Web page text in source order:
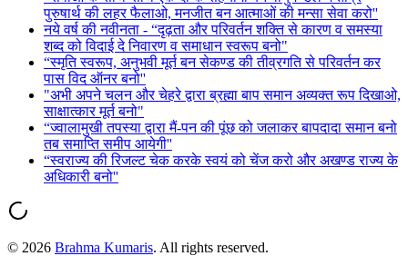
पुरुषार्थ की लहर फैलाओ, मनजीत बन आत्माओं की मन्सा सेवा करो''
नये वर्ष की नवीनता - “दृढ़ता और परिवर्तन शक्ति से कारण व समस्या
शब्द को विदाई दे निवारण व समाधान स्वरूप बनो"
“स्मृति स्वरूप, अनुभवी मूर्त बन सेकण्ड की तीव्रगति से परिवर्तन कर
पास विद ऑनर बनो''
"अभी अपने चलन और चेहरे द्वारा ब्रह्मा बाप समान अव्यक्त रूप दिखाओ,
साक्षात्कार मूर्त बनो"
“ज्वालामुखी तपस्या द्वारा मैं-पन की पूंछ को जलाकर बापदादा समान बनो
तब समाप्ति समीप आयेगी''
“स्वराज्य की रिजल्ट चेक करके स्वयं को चेंज करो और अखण्ड राज्य के
अधिकारी बनो''
© 2026 Brahma Kumaris. All rights reserved.